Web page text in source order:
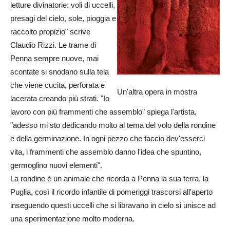
Un'altra opera in mostra
letture divinatorie: voli di uccelli,
presagi del cielo, sole, pioggia e
raccolto propizio" scrive
Claudio Rizzi. Le trame di
Penna sempre nuove, mai
scontate si snodano sulla tela
che viene cucita, perforata e
lacerata creando più strati. "Io
lavoro con più frammenti che assemblo" spiega l'artista,
"adesso mi sto dedicando molto al tema del volo della rondine
e della germinazione. In ogni pezzo che faccio dev'esserci
vita, i frammenti che assemblo danno l'idea che spuntino,
germoglino nuovi elementi".
La rondine è un animale che ricorda a Penna la sua terra, la
Puglia, così il ricordo infantile di pomeriggi trascorsi all'aperto
inseguendo questi uccelli che si libravano in cielo si unisce ad
una sperimentazione molto moderna.